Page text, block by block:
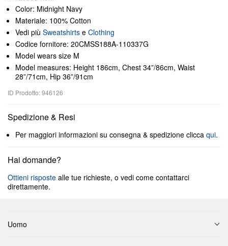
Color: Midnight Navy
Materiale: 100% Cotton
Vedi più Sweatshirts e Clothing
Codice fornitore: 20CMSS188A-110337G
Model wears size M
Model measures: Height 186cm, Chest 34”/86cm, Waist
28”/71cm, Hip 36”/91cm
ID Prodotto: 946126
Spedizione & Resi
Per maggiori informazioni su consegna & spedizione clicca qui.
Hai domande?
Ottieni risposte alle tue richieste, o vedi come contattarci
direttamente.
Uomo